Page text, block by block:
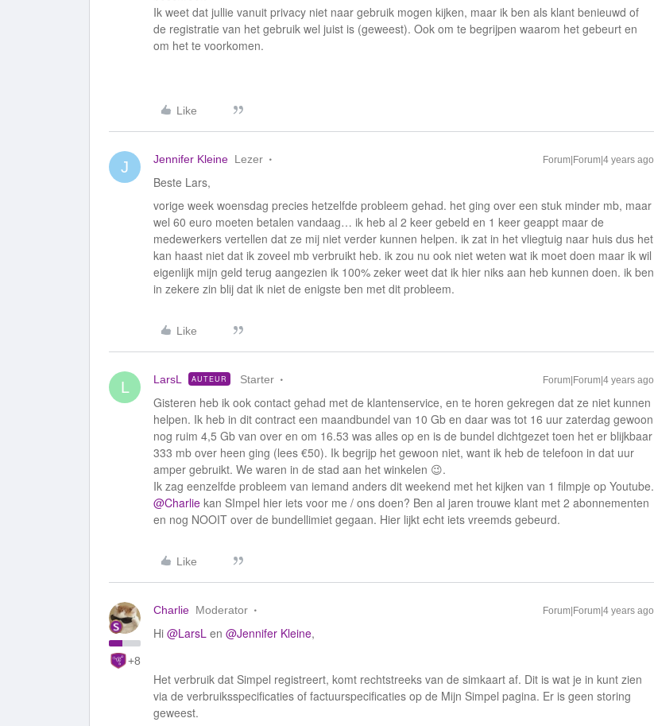
Ik weet dat jullie vanuit privacy niet naar gebruik mogen kijken, maar ik ben als klant benieuwd of
de registratie van het gebruik wel juist is (geweest). Ook om te begrijpen waarom het gebeurt en
om het te voorkomen.
Like
J Jennifer Kleine Lezer Forum|Forum|4 years ago
Beste Lars,
vorige week woensdag precies hetzelfde probleem gehad. het ging over een stuk minder mb, maar
wel 60 euro moeten betalen vandaag… ik heb al 2 keer gebeld en 1 keer geappt maar de
medewerkers vertellen dat ze mij niet verder kunnen helpen. ik zat in het vliegtuig naar huis dus het
kan haast niet dat ik zoveel mb verbruikt heb. ik zou nu ook niet weten wat ik moet doen maar ik wil
eigenlijk mijn geld terug aangezien ik 100% zeker weet dat ik hier niks aan heb kunnen doen. ik ben
in zekere zin blij dat ik niet de enigste ben met dit probleem.
Like
L LarsL AUTEUR Starter Forum|Forum|4 years ago
Gisteren heb ik ook contact gehad met de klantenservice, en te horen gekregen dat ze niet kunnen
helpen. Ik heb in dit contract een maandbundel van 10 Gb en daar was tot 16 uur zaterdag gewoon
nog ruim 4,5 Gb van over en om 16.53 was alles op en is de bundel dichtgezet toen het er blijkbaar
333 mb over heen ging (lees €50). Ik begrijp het gewoon niet, want ik heb de telefoon in dat uur
amper gebruikt. We waren in de stad aan het winkelen 😉.
Ik zag eenzelfde probleem van iemand anders dit weekend met het kijken van 1 filmpje op Youtube.
@Charlie kan SImpel hier iets voor me / ons doen? Ben al jaren trouwe klant met 2 abonnementen
en nog NOOIT over de bundellimiet gegaan. Hier lijkt echt iets vreemds gebeurd.
Like
+8
Charlie Moderator Forum|Forum|4 years ago
Hi @LarsL en @Jennifer Kleine,
Het verbruik dat Simpel registreert, komt rechtstreeks van de simkaart af. Dit is wat je in kunt zien
via de verbruiksspecificaties of factuurspecificaties op de Mijn Simpel pagina. Er is geen storing
geweest.